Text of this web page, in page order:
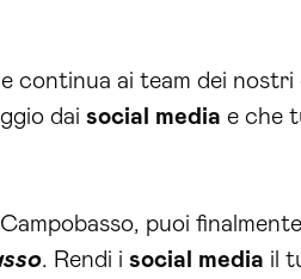
continua ai team dei
dai social media e che
puoi
. Rendi i social media il